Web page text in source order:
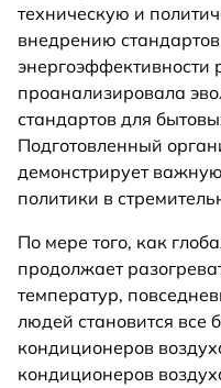
техническую и
внедрению
энергоэффективности
проанализировала
стандартов для
Подготовленный
демонстрирует
политики в
По мере того, как
продолжает
температур,
людей становится все
кондиционеров
кондиционеров